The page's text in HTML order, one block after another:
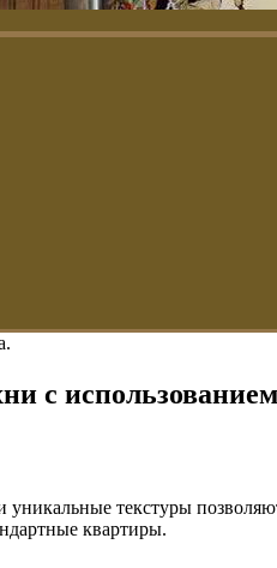
с
текстуры
квартиры.